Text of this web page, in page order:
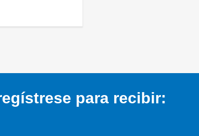
para recibir: